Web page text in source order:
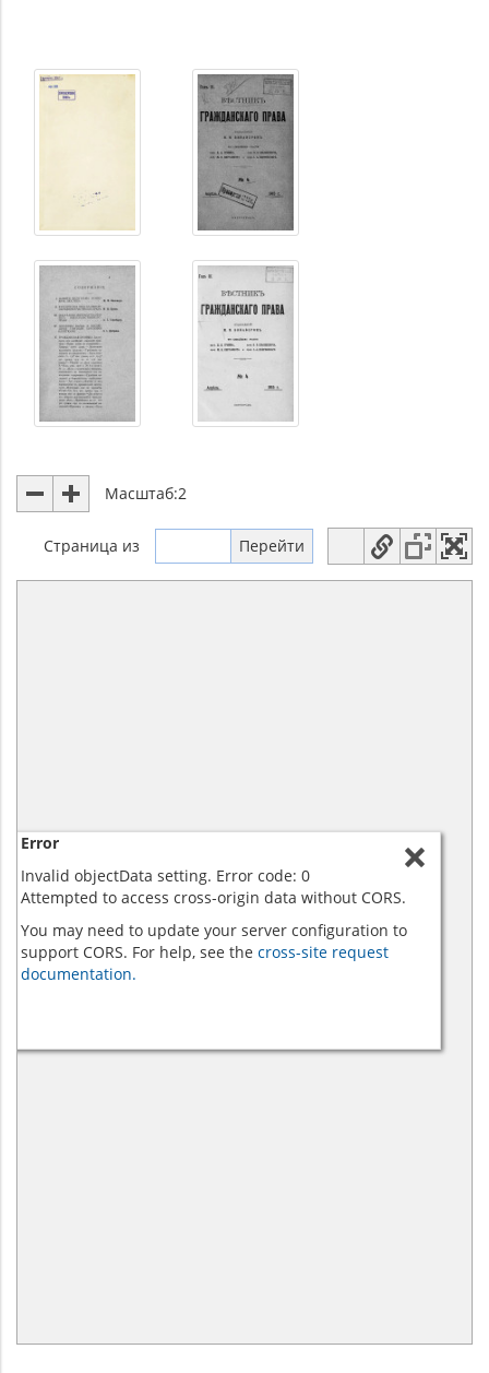
Масштаб:2
Страница из
Error
Invalid objectData setting. Error code: 0
Attempted to access cross-origin data without CORS.
You may need to update your server configuration to
support CORS. For help, see the cross-site request
documentation.